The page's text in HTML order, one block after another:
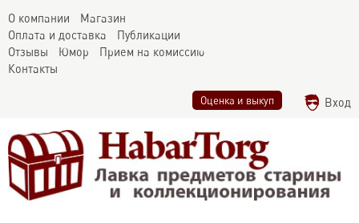
О компании
Магазин
Оплата и доставка
Публикации
Отзывы
Юмор
Прием на комиссию
Контакты
Оценка и выкуп Вход